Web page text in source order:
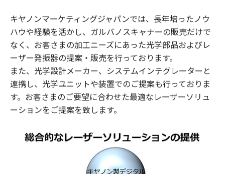
キヤノンマーケティングジャパンでは、長年培ったノウ
ハウや経験を活かし、ガルバノスキャナーの販売だけで
なく、お客さまの加工ニーズにあった光学部品およびレ
ーザー発振器の提案・販売を行っております。
​また、光学設計メーカー、システムインテグレーターと
連携し、光学ユニットや装置でのご提案も行っておりま
す。お客さまのご要望に合わせた最適なレーザーソリュ
ーションをご提案を致します。